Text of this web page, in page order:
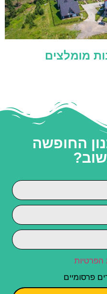
מומלצים
החופשה
הפרטיות
פרסומיים